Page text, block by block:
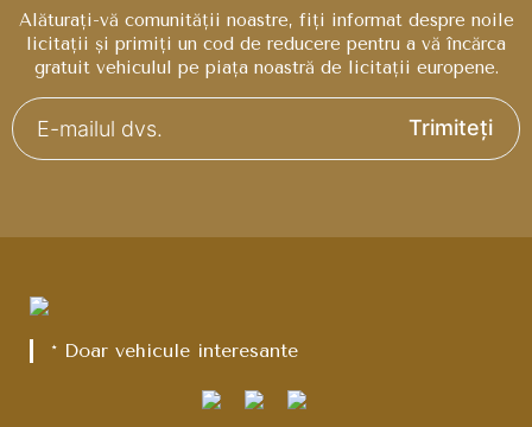
Alăturați-vă comunității noastre, fiți informat despre noile
licitații și primiți un cod de reducere pentru a vă încărca
gratuit vehiculul pe piața noastră de licitații europene.
Trimiteți
* Doar vehicule interesante